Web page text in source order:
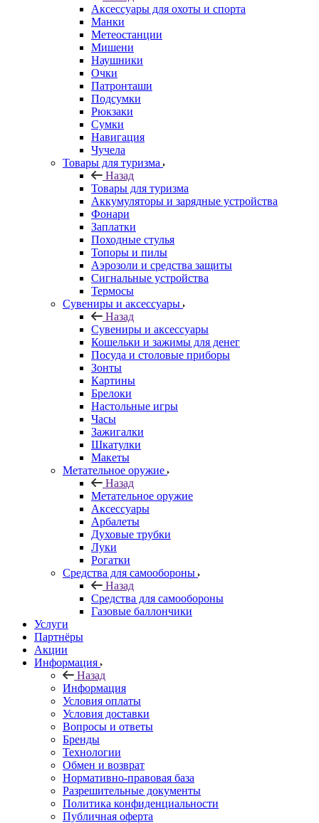
Аксессуары для охоты и спорта
Манки
Метеостанции
Мишени
Наушники
Очки
Патронташи
Подсумки
Рюкзаки
Сумки
Навигация
Чучела
Товары для туризма
Назад
Товары для туризма
Аккумуляторы и зарядные устройства
Фонари
Заплатки
Походные стулья
Топоры и пилы
Аэрозоли и средства защиты
Сигнальные устройства
Термосы
Сувениры и аксессуары
Назад
Сувениры и аксессуары
Кошельки и зажимы для денег
Посуда и столовые приборы
Зонты
Картины
Брелоки
Настольные игры
Часы
Зажигалки
Шкатулки
Макеты
Метательное оружие
Назад
Метательное оружие
Аксессуары
Арбалеты
Духовые трубки
Луки
Рогатки
Средства для самообороны
Назад
Средства для самообороны
Газовые баллончики
Услуги
Партнёры
Акции
Информация
Назад
Информация
Условия оплаты
Условия доставки
Вопросы и ответы
Бренды
Технологии
Обмен и возврат
Нормативно-правовая база
Разрешительные документы
Политика конфиденциальности
Публичная оферта